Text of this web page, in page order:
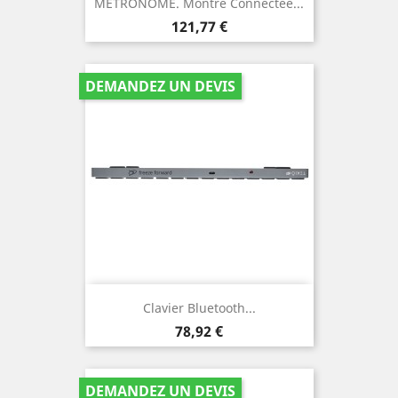
Prix
121,77 €
Clavier Bluetooth...
Prix
78,92 €
DEMANDEZ UN DEVIS
DEMANDEZ UN DEVIS